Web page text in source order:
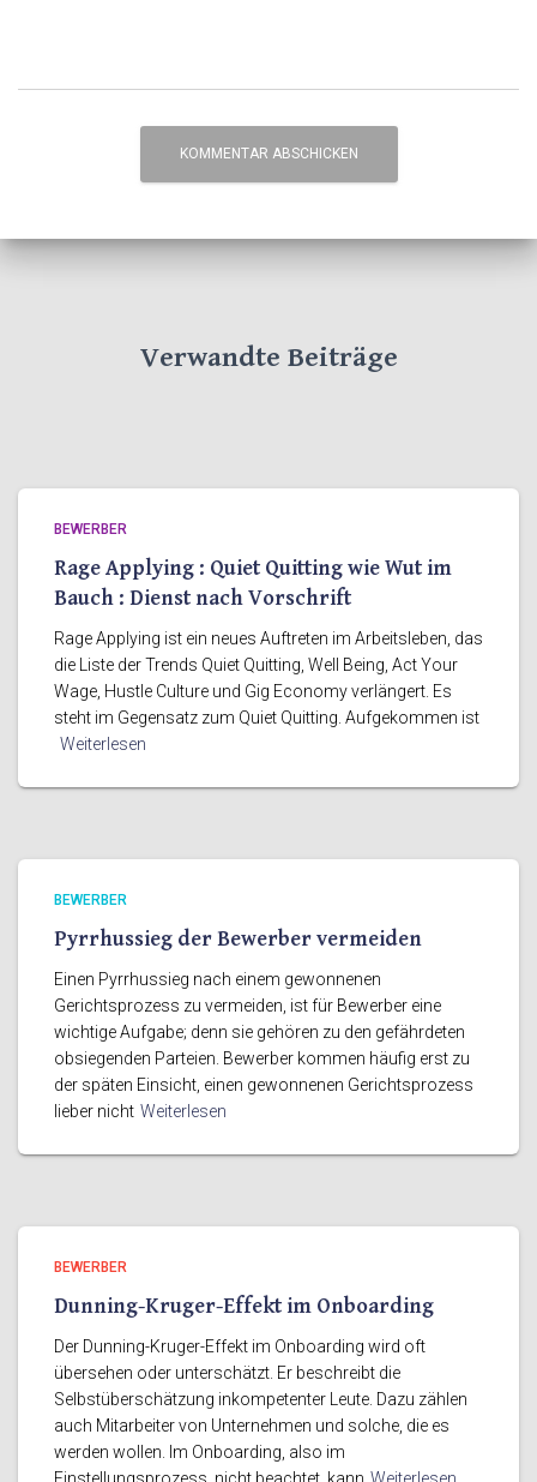
Verwandte Beiträge
BEWERBER
Rage Applying : Quiet Quitting wie Wut im
Bauch : Dienst nach Vorschrift
Rage Applying ist ein neues Auftreten im Arbeitsleben, das
die Liste der Trends Quiet Quitting, Well Being, Act Your
Wage, Hustle Culture und Gig Economy verlängert. Es
steht im Gegensatz zum Quiet Quitting. Aufgekommen ist
Weiterlesen
BEWERBER
Pyrrhussieg der Bewerber vermeiden
Einen Pyrrhussieg nach einem gewonnenen
Gerichtsprozess zu vermeiden, ist für Bewerber eine
wichtige Aufgabe; denn sie gehören zu den gefährdeten
obsiegenden Parteien. Bewerber kommen häufig erst zu
der späten Einsicht, einen gewonnenen Gerichtsprozess
lieber nicht Weiterlesen
BEWERBER
Dunning-Kruger-Effekt im Onboarding
Der Dunning-Kruger-Effekt im Onboarding wird oft
übersehen oder unterschätzt. Er beschreibt die
Selbstüberschätzung inkompetenter Leute. Dazu zählen
auch Mitarbeiter von Unternehmen und solche, die es
werden wollen. Im Onboarding, also im